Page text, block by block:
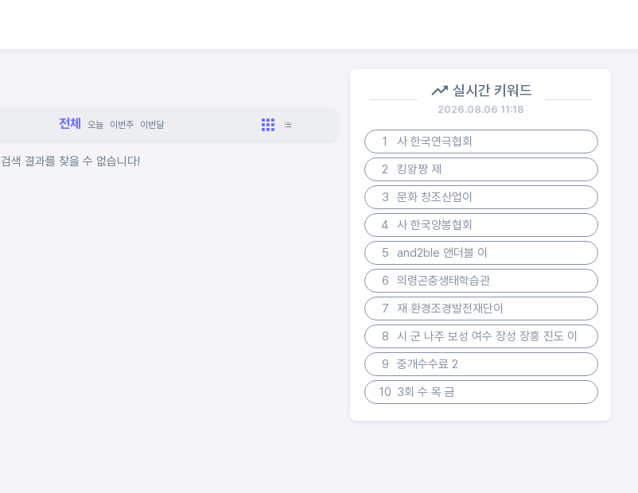
전체 오늘 이번주 이번달
검색 결과를 찾을 수 없습니다!
실시간 키워드
2026.08.06 11:18
1
사 한국연극협회
2
킹왕짱 제
3
문화 창조산업이
4
사 한국양봉협회
5
and2ble 앤더블 이
6
의령곤충생태학습관
7
재 환경조경발전재단이
8
시 군 나주 보성 여수 장성 장흥 진도 이
9
중개수수료 2
10 3회 수 목 금